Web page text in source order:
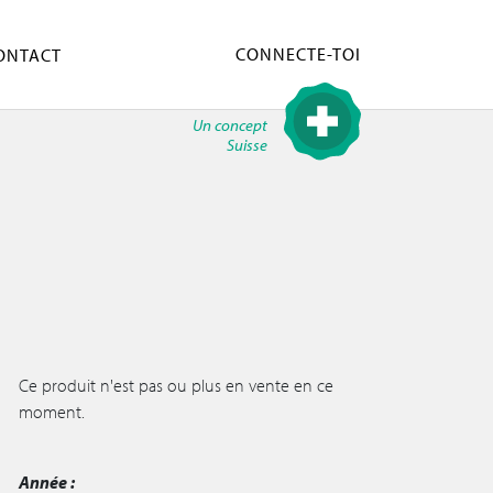
CONNECTE-TOI
Un concept
Suisse
Ce produit n'est pas ou plus en vente en ce
moment.
Année :